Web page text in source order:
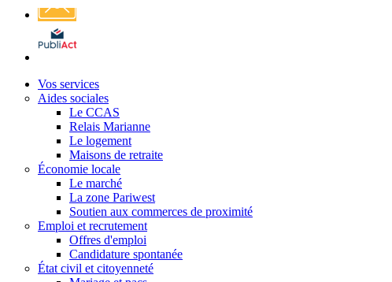
Affichage
légal
Vos services
Aides sociales
Le CCAS
Relais Marianne
Le logement
Maisons de retraite
Économie locale
Le marché
La zone Pariwest
Soutien aux commerces de proximité
Emploi et recrutement
Offres d'emploi
Candidature spontanée
État civil et citoyenneté